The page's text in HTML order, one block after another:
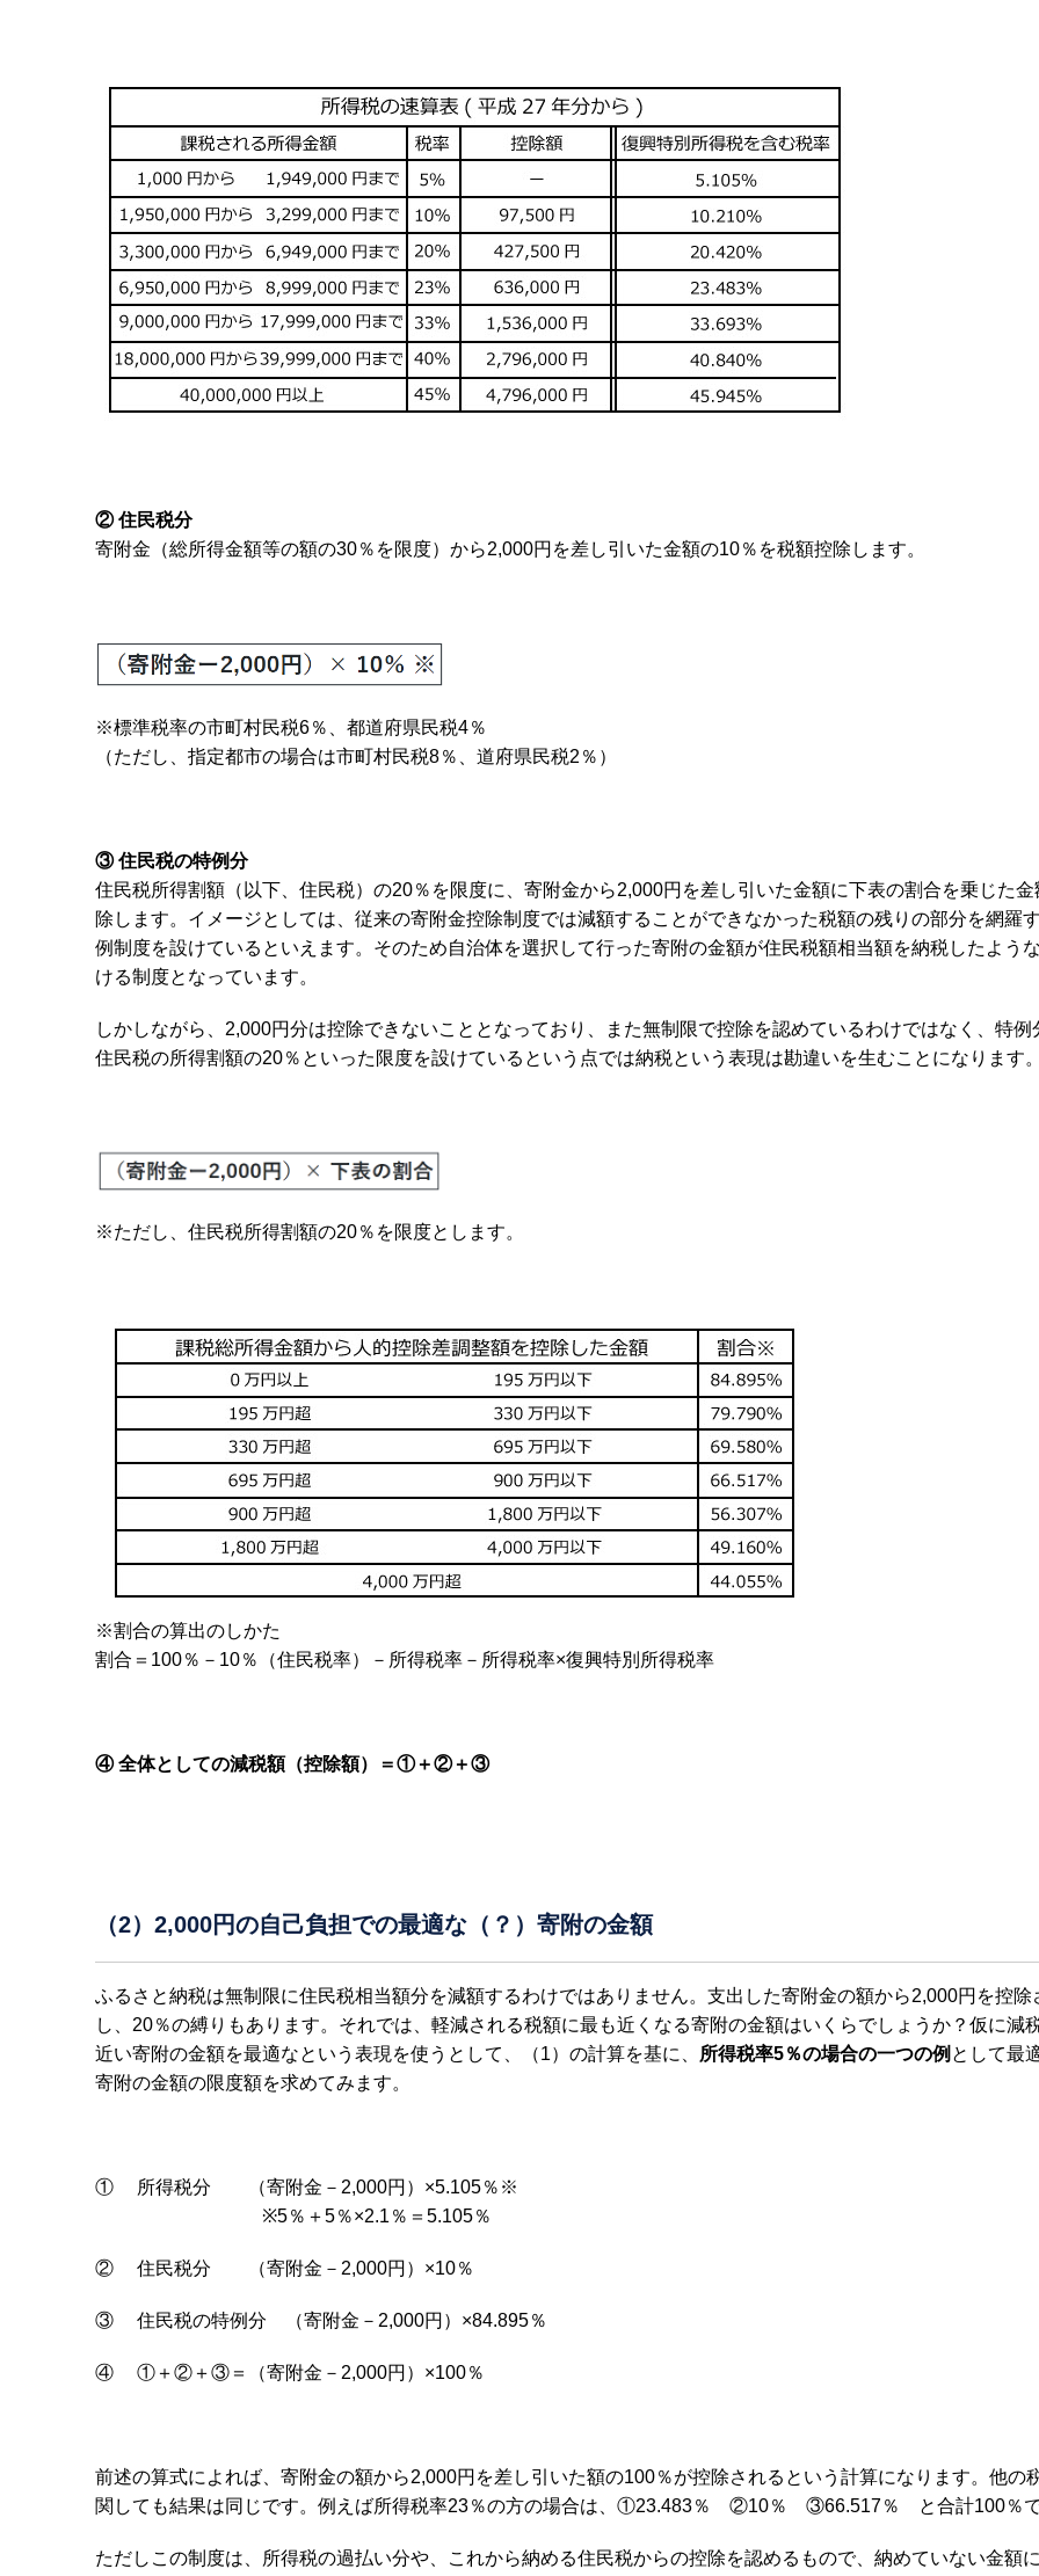
② 住民税分
寄附金（総所得金額等の額の30％を限度）から2,000円を差し引いた金額の10％を税額控除します。
※標準税率の市町村民税6％、都道府県民税4％
（ただし、指定都市の場合は市町村民税8％、道府県民税2％）
③ 住民税の特例分
住民税所得割額（以下、住民税）の20％を限度に、寄附金から2,000円を差し引いた金額に下表の割合を乗じた
除します。イメージとしては、従来の寄附金控除制度では減額することができなかった税額の残りの部分を網羅
例制度を設けているといえます。そのため自治体を選択して行った寄附の金額が住民税額相当額を納税したよう
ける制度となっています。
しかしながら、2,000円分は控除できないこととなっており、また無制限で控除を認めているわけではなく、特例
住民税の所得割額の20％といった限度を設けているという点では納税という表現は勘違いを生むことになります。
※ただし、住民税所得割額の20％を限度とします。
※割合の算出のしかた
割合＝100％－10％（住民税率）－所得税率－所得税率×復興特別所得税率
④ 全体としての減税額（控除額）＝①＋②＋③
（2）2,000円の自己負担での最適な（？）寄附の金額
ふるさと納税は無制限に住民税相当額分を減額するわけではありません。支出した寄附金の額から2,000円を控除
し、20％の縛りもあります。それでは、軽減される税額に最も近くなる寄附の金額はいくらでしょうか？仮に減
近い寄附の金額を最適なという表現を使うとして、（1）の計算を基に、 所得税率5％の場合の一つの例 として最
寄附の金額の限度額を求めてみます。
① 所得税分 （寄附金－2,000円）×5.105％※
※5％＋5％×2.1％＝5.105％
② 住民税分 （寄附金－2,000円）×10％
③ 住民税の特例分 （寄附金－2,000円）×84.895％
④ ①＋②＋③＝（寄附金－2,000円）×100％
前述の算式によれば、寄附金の額から2,000円を差し引いた額の100％が控除されるという計算になります。他の
関しても結果は同じです。例えば所得税率23％の方の場合は、①23.483％ ②10％ ③66.517％ と合計100％で
ただしこの制度は、所得税の過払い分や、これから納める住民税からの控除を認めるもので、納めていない金額